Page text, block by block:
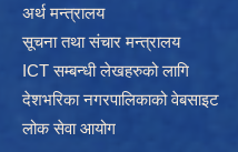
अर्थ मन्त्रालय
सूचना तथा संचार मन्त्रालय
ICT सम्बन्धी लेखहरुको लागि
देशभरिका नगरपालिकाको वेबसाइट
लोक सेवा आयोग